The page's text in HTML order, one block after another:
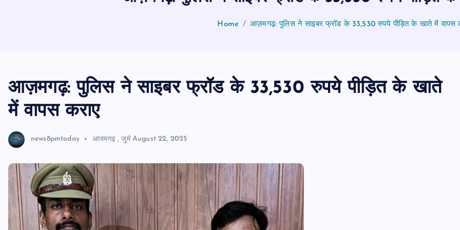
Home आज़मगढ़: पुलिस ने साइबर फ्रॉड के 33,530 रुपये पीड़ित के खाते में वापस
आज़मगढ़: पुलिस ने साइबर फ्रॉड के 33,530 रुपये पीड़ित के खाते
में वापस कराए
news8pmtoday आजमगढ़,जुर्म August 22, 2025
डॉ. धनन्जय पाण्डेय बने अध्यक्ष, डॉ. अलेन्द्र
सचिव निर्विरोध निर्वाचित